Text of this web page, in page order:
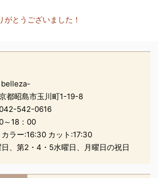
った
の強度
術に ５
...
てみませんか(?_?) とて
ない方
実は今
をすす
が、平
土日だ
かった
した。
タース
しま
なかっ
がとうございました！
belleza-
都昭島市玉川町1-19-8
042-542-0616
～18：00
ラー:16:30 カット:17:30
、第2・4・5水曜日、月曜日の祝日